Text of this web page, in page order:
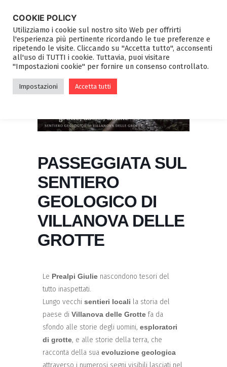
PASSEGGIATA SUL
SENTIERO
GEOLOGICO DI
VILLANOVA DELLE
GROTTE
Le Prealpi Giulie nascondono tesori del
tutto inaspettati.
Lungo vecchi sentieri locali la storia del
paese di Villanova delle Grotte fa da
sfondo alle storie degli uomini, esploratori
di grotte, e alle storie della terra, che
racconta della sua evoluzione geologica
attraverso i numerosi segni visibili lasciati nel
COOKIE POLICY
Utilizziamo i cookie sul nostro sito Web per offrirti
l'esperienza più pertinente ricordando le tue preferenze e
ripetendo le visite. Cliccando su "Accetta tutto", acconsenti
all'uso di TUTTI i cookie. Tuttavia, puoi visitare
"Impostazioni cookie" per fornire un consenso controllato.
Impostazioni Accetta tutti